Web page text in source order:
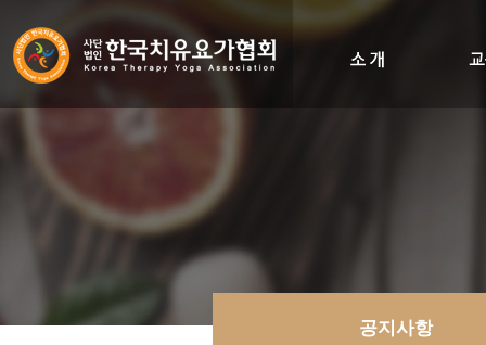
공지사항